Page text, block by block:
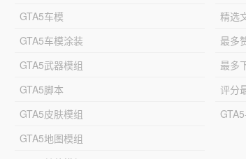
GTA5车模
GTA5车模涂装
GTA5武器模组
GTA5脚本
GTA5皮肤模组
GTA5地图模组
精选
最多
最多
评分